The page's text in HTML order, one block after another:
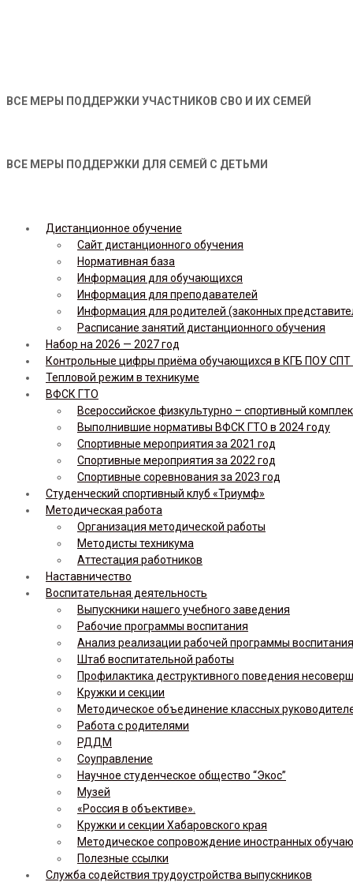
ВСЕ МЕРЫ ПОДДЕРЖКИ УЧАСТНИКОВ СВО И ИХ СЕМЕЙ
ВСЕ МЕРЫ ПОДДЕРЖКИ ДЛЯ СЕМЕЙ С ДЕТЬМИ
Дистанционное обучение
Сайт дистанционного обучения
Нормативная база
Информация для обучающихся
Информация для преподавателей
Информация для родителей (законных
Расписание занятий дистанционного обучения
Набор на 2026 — 2027 год
Контрольные цифры приёма обучающихся в КГБ ПОУ СПТ
Тепловой режим в техникуме
ВФСК ГТО
Всероссийское физкультурно – спортивный
Выполнившие нормативы ВФСК ГТО в 2024 году
Спортивные мероприятия за 2021 год
Спортивные мероприятия за 2022 год
Спортивные соревнования за 2023 год
Студенческий спортивный клуб «Триумф»
Методическая работа
Организация методической работы
Методисты техникума
Аттестация работников
Наставничество
Воспитательная деятельность
Выпускники нашего учебного заведения
Рабочие программы воспитания
Анализ реализации рабочей программы
Штаб воспитательной работы
Профилактика деструктивного поведения
Кружки и секции
Методическое объединение классных
Работа с родителями
РДДМ
Соуправление
Научное студенческое общество “Экос”
Музей
«Россия в объективе».
Кружки и секции Хабаровского края
Методическое сопровождение иностранных
Полезные ссылки
Служба содействия трудоустройства выпускников